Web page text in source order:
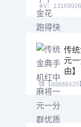
➕V：13169926906 或
传
元
由】
微【dd888420
你。喜欢打麻将